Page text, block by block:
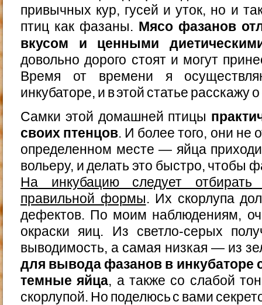
привычных кур, гусей и уток, но и
птиц как фазаны. Мясо фазанов
вкусом и ценными
довольно дорого стоят и могут
Время от времени я
инкубаторе, и в этой статье расскажу
Самки этой домашней птицы
своих птенцов. И более того, они не
определенном месте — яйца
вольеру, и делать это быстро, чтобы
На инкубацию следует отбирать
правильной формы. Их скорлупа
дефектов. По моим наблюдениям,
окраски яиц. Из светло-серых
выводимость, а самая низкая — из
для вывода фазанов в
темные яйца, а также со слабой
скорлупой. Но поделюсь с вами